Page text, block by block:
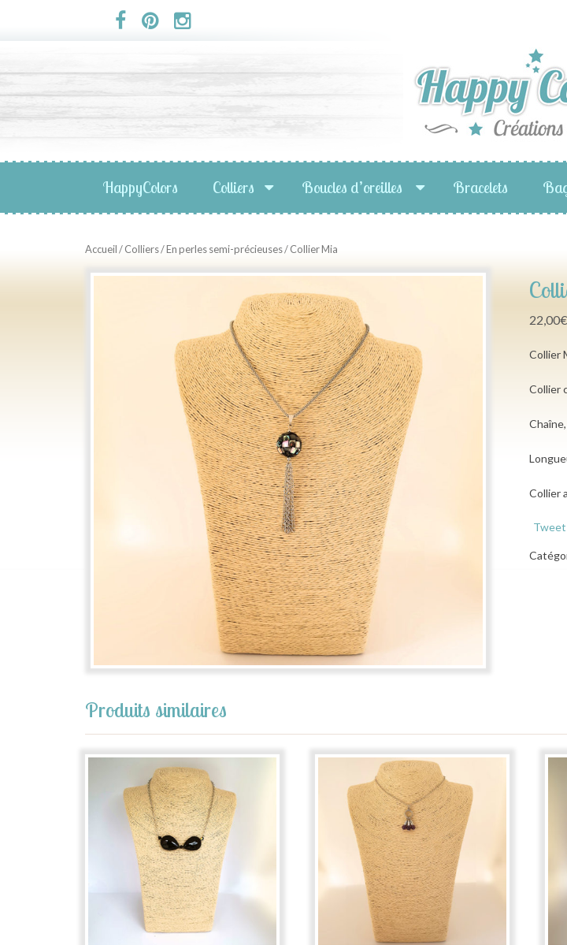
HappyColors Colliers Boucles d’oreilles Bracelets
Accueil/Colliers/En perles semi-précieuses/ Collier Mia
22,00€
Collier
Collier
Collier
Tweet
Produits similaires
Panneau de gestion des cookies